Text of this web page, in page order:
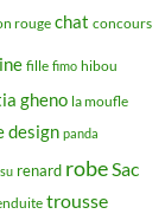
rouge chat concours
fille fimo hibou
gheno la moufle
design panda
renard robeSac
trousse